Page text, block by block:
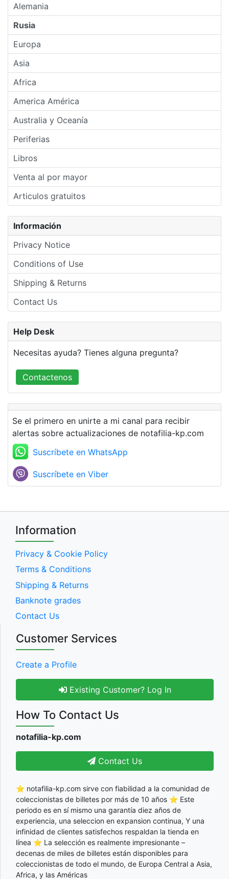
Alemania
Rusia
Europa
Asia
Africa
America América
Australia y Oceanía
Periferias
Libros
Venta al por mayor
Articulos gratuitos
Información
Privacy Notice
Conditions of Use
Shipping & Returns
Contact Us
Help Desk
Necesitas ayuda? Tienes alguna pregunta?
Contactenos
Se el primero en unirte a mi canal para recibir
alertas sobre actualizaciones de notafilia-kp.com
Suscríbete en WhatsApp
Suscríbete en Viber
Information
Privacy & Cookie Policy
Terms & Conditions
Shipping & Returns
Banknote grades
Contact Us
Customer Services
Create a Profile
Existing Customer? Log In
How To Contact Us
notafilia-kp.com
Contact Us
⭐ notafilia-kp.com sirve con fiabilidad a la comunidad de
coleccionistas de billetes por más de 10 años ⭐ Este
periodo es en sí mismo una garantía diez años de
experiencia, una seleccion en expansion continua, Y una
infinidad de clientes satisfechos respaldan la tienda en
línea ⭐ La selección es realmente impresionante –
decenas de miles de billetes están disponibles para
coleccionistas de todo el mundo, de Europa Central a Asia,
Africa, y las Américas